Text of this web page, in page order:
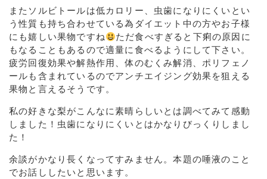
またソルビトールは低カロリー、虫歯になりにくいとい
う性質も持ち合わせている為ダイエット中の方やお子様
にも嬉しい果物ですね
ただ食べすぎると下痢の原因に
もなることもあるので適量に食べるようにして下さい。
疲労回復効果や解熱作用、体のむくみ解消、ポリフェノ
ールも含まれているのでアンチエイジング効果を狙える
果物と言えるそうです。
私の好きな梨がこんなに素晴らしいとは調べてみて感動
しました！虫歯になりにくいとはかなりびっくりしまし
た！
余談がかなり長くなってすみません。本題の唾液のこと
でお話ししたいと思います。